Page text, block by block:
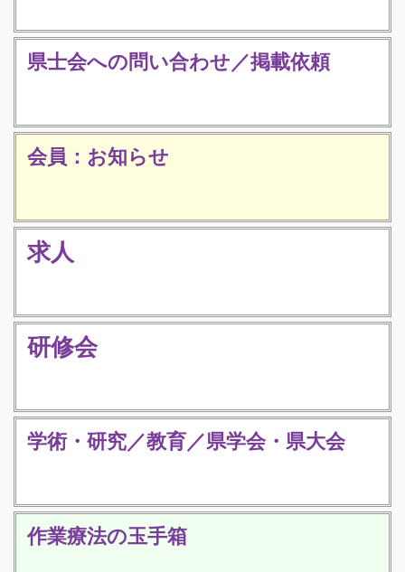
県士会への問い合わせ／掲載依頼
会員：お知らせ
求人
研修会
学術・研究／教育／県学会・県大会
作業療法の玉手箱